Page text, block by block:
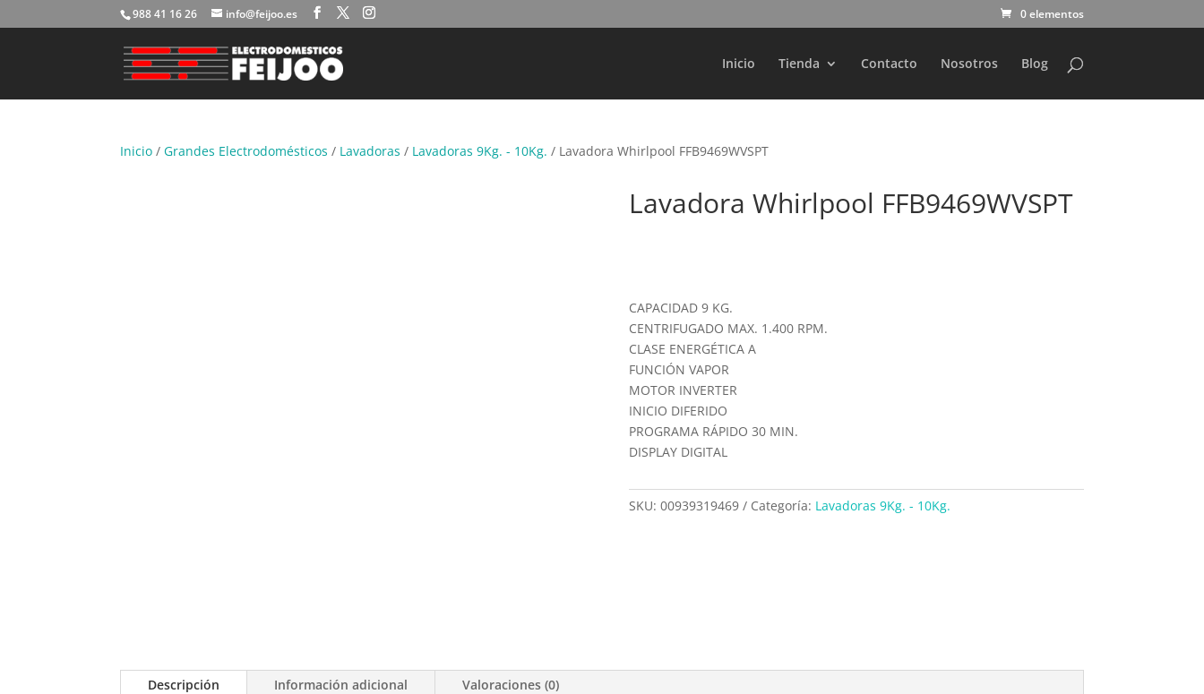
988 41 16 26 info@feijoo.es 0 elementos
Inicio Tienda Contacto Nosotros Blog
Búsqueda
productos
Inicio /Grandes Electrodomésticos / Lavadoras / Lavadoras 9Kg. - 10Kg. / Lavadora Whirlpool FFB9469WVSPT
Lavadora Whirlpool FFB9469WVSPT
CAPACIDAD 9 KG.
CENTRIFUGADO MAX. 1.400 RPM.
CLASE ENERGÉTICA A
FUNCIÓN VAPOR
MOTOR INVERTER
INICIO DIFERIDO
PROGRAMA RÁPIDO 30 MIN.
DISPLAY DIGITAL
SKU: 00939319469 Categoría: Lavadoras 9Kg. - 10Kg.
Descripción Información adicional Valoraciones (0)